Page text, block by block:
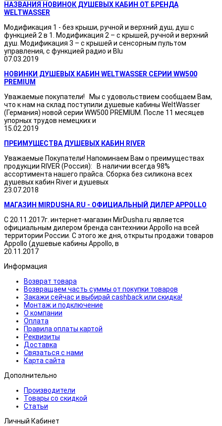
НАЗВАНИЯ НОВИНОК ДУШЕВЫХ КАБИН ОТ БРЕНДА
WELTWASSER
Модификация 1 - без крыши, ручной и верхний душ, душ с
функцией 2 в 1. Модификация 2 – с крышей, ручной и верхний
душ. Модификация 3 – с крышей и сенсорным пультом
управления, с функцией радио и Blu
07.03.2019
НОВИНКИ ДУШЕВЫХ КАБИН WELTWASSER СЕРИИ WW500
PREMIUM
Уважаемые покупатели! Мы с удовольствием сообщаем Вам,
что к нам на склад поступили душевые кабины WeltWasser
(Германия) новой серии WW500 PREMIUM. После 11 месяцев
упорных трудов немецких и
15.02.2019
ПРЕИМУЩЕСТВА ДУШЕВЫХ КАБИН RIVER
Уважаемые Покупатели! Напоминаем Вам о преимуществах
продукции RIVER (Россия): В наличии всегда 98%
ассортимента нашего прайса. Сборка без силикона всех
душевых кабин River и душевых
23.07.2018
МАГАЗИН MIRDUSHA.RU - ОФИЦИАЛЬНЫЙ ДИЛЕР APPOLLO
С 20.11.2017г. интернет-магазин MirDusha.ru является
официальным дилером бренда сантехники Appollo на всей
территории России. С этого же дня, открыты продажи товаров
Appollo (душевые кабины Appollo, в
20.11.2017
Информация
Возврат товара
Возвращаем часть суммы от покупки товаров
Закажи сейчас и выбирай cashback или скидка!
Монтаж и подключение
О компании
Оплата
Правила оплаты картой
Реквизиты
Доставка
Связаться с нами
Карта сайта
Дополнительно
Производители
Товары со скидкой
Статьи
Личный Кабинет